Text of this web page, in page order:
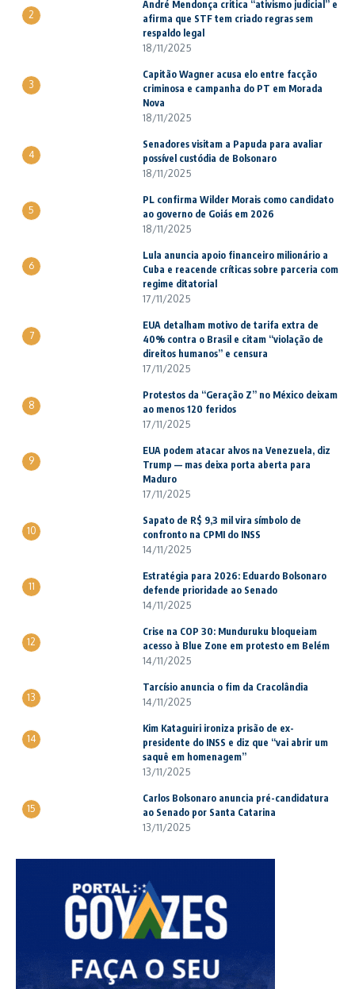
2
André Mendonça critica “ativismo judicial” e
afirma que STF tem criado regras sem
respaldo legal
18/11/2025
3
Capitão Wagner acusa elo entre facção
criminosa e campanha do PT em Morada
Nova
18/11/2025
4
Senadores visitam a Papuda para avaliar
possível custódia de Bolsonaro
18/11/2025
5
PL confirma Wilder Morais como candidato
ao governo de Goiás em 2026
18/11/2025
6
Lula anuncia apoio financeiro milionário a
Cuba e reacende críticas sobre parceria com
regime ditatorial
17/11/2025
7
EUA detalham motivo de tarifa extra de
40% contra o Brasil e citam “violação de
direitos humanos” e censura
17/11/2025
8
Protestos da “Geração Z” no México deixam
ao menos 120 feridos
17/11/2025
9
EUA podem atacar alvos na Venezuela, diz
Trump — mas deixa porta aberta para
Maduro
17/11/2025
10
Sapato de R$ 9,3 mil vira símbolo de
confronto na CPMI do INSS
14/11/2025
11
Estratégia para 2026: Eduardo Bolsonaro
defende prioridade ao Senado
14/11/2025
12
Crise na COP 30: Munduruku bloqueiam
acesso à Blue Zone em protesto em Belém
14/11/2025
13
Tarcísio anuncia o fim da Cracolândia
14/11/2025
14
Kim Kataguiri ironiza prisão de ex-
presidente do INSS e diz que “vai abrir um
saquê em homenagem”
13/11/2025
15
Carlos Bolsonaro anuncia pré-candidatura
ao Senado por Santa Catarina
13/11/2025